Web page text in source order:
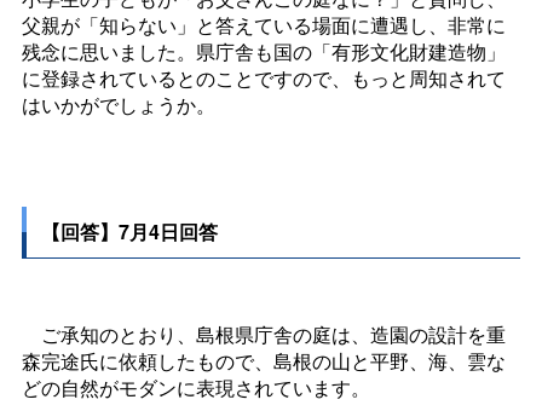
父親が「知らない」と答えている場面に遭遇し、非常に
残念に思いました。県庁舎も国の「有形文化財建造物」
に登録されているとのことですので、もっと周知されて
はいかがでしょうか。
【回答】7月4日回答
ご承知のとおり、島根県庁舎の庭は、造園の設計を重
森完途氏に依頼したもので、島根の山と平野、海、雲な
どの自然がモダンに表現されています。